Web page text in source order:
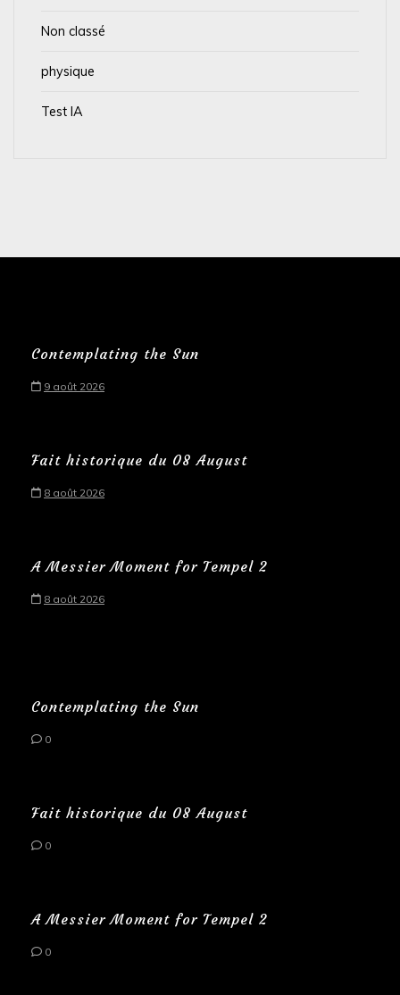
Non classé
physique
Test IA
Contemplating the Sun
9 août 2026
Fait historique du 08 August
8 août 2026
A Messier Moment for Tempel 2
8 août 2026
Contemplating the Sun
0
Fait historique du 08 August
0
A Messier Moment for Tempel 2
0